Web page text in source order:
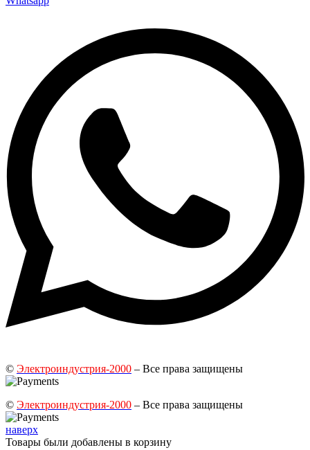
© Электроиндустрия-2000 – Все права защищены
© Электроиндустрия-2000 – Все права защищены
наверх
Товары были добавлены в корзину